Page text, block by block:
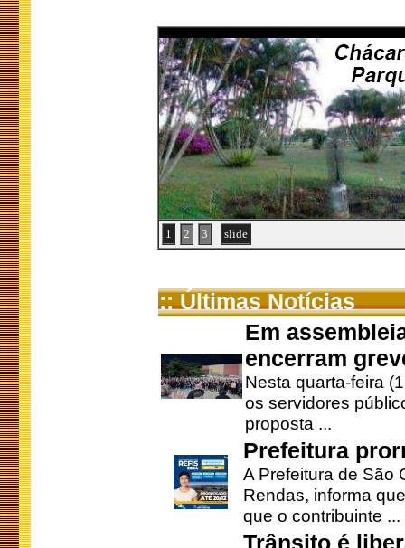
1 2 3 slide
:: Últimas Notícias
Em
encerram
Nesta quarta-feira
os servidores
proposta ...
Prefeitura
A Prefeitura de São
Rendas, informa
que o contribuinte ...
Trânsito é